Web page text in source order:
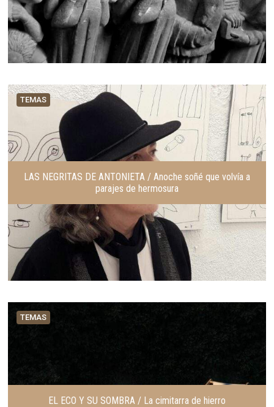
TEMAS
LAS NEGRITAS DE ANTONIETA / Anoche soñé que volvía a
parajes de hermosura
TEMAS
EL ECO Y SU SOMBRA / La cimitarra de hierro